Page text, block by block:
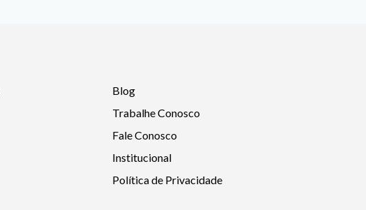
Blog
Trabalhe Conosco
Fale Conosco
Institucional
Política de Privacidade